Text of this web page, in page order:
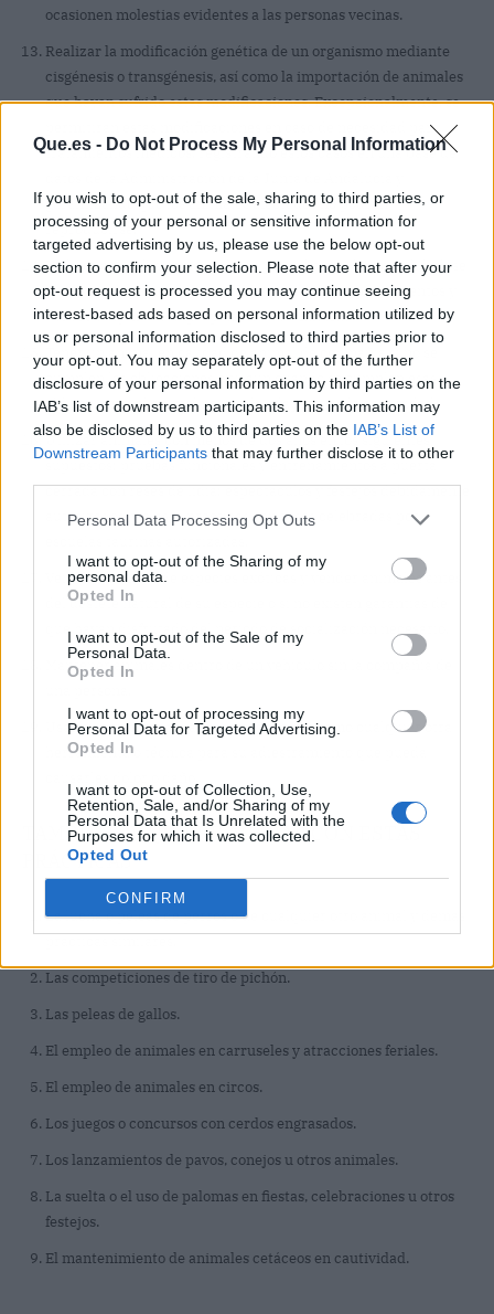
Que.es - Do Not Process My Personal Information
If you wish to opt-out of the sale, sharing to third parties, or
processing of your personal or sensitive information for
targeted advertising by us, please use the below opt-out
section to confirm your selection. Please note that after your
opt-out request is processed you may continue seeing
interest-based ads based on personal information utilized by
us or personal information disclosed to third parties prior to
your opt-out. You may separately opt-out of the further
disclosure of your personal information by third parties on the
IAB’s list of downstream participants. This information may
also be disclosed by us to third parties on the IAB’s List of
Downstream Participants that may further disclose it to other
Personal Data Processing Opt Outs
I want to opt-out of the Sharing of my
personal data.
Opted In
I want to opt-out of the Sale of my
Personal Data.
Opted In
I want to opt-out of processing my
Personal Data for Targeted Advertising.
Opted In
I want to opt-out of Collection, Use,
Retention, Sale, and/or Sharing of my
Personal Data that Is Unrelated with the
Purposes for which it was collected.
Opted Out
CONFIRM
ocasionen molestias evidentes a las personas vecinas.
Realizar la modificación genética de un organismo mediante
cisgénesis o transgénesis, así como la importación de animales
que hayan sufrido estas modificaciones. Excepcionalmente, se
permitirán estas modificaciones en caso de necesidad para
tratamientos médicos, registrando estos casos en una base de
garantizando que los animales afectados no podrán
reproducirse.
Utilizar animales como reclamo para obtener lucro, valiéndose
de ellos o imponiéndoles la realización de comportamientos y
actitudes ajenas e impropias de su condición.
Tener un animal en calidad de animal de compañía si no se
cumplen las obligaciones o si, aun cuando se cumplan esas
obligaciones, el animal no puede adaptarse a la cautividad.
Utilizar animales con menos de dos años en los siguientes
supuestos: pruebas funcionales y entrenamientos a puerta
cerrada con reses de lidia; espectáculos y festejos debidamente
autorizados, y clases prácticas con reses celebradas por
Vender animales de especies exóticas y vender animales antes
del destete natural de su especie o si no existen garantías de
que hayan disfrutado del periodo de socialización necesario.
Mantener animales dentro de un vehículo sin la compañía de
Usar en animales collares de castigo, así como cualquier otra
herramienta o técnica para su adiestramiento que pueda
TAMBIÉN SE QUIERE ACABAR CON ESTAS
PRÁCTICAS
La lucha o peleas de perros o de cualquier otro animal y demás
Las competiciones de tiro de pichón.
Las peleas de gallos.
El empleo de animales en carruseles y atracciones feriales.
El empleo de animales en circos.
Los juegos o concursos con cerdos engrasados.
Los lanzamientos de pavos, conejos u otros animales.
La suelta o el uso de palomas en fiestas, celebraciones u otros
festejos.
El mantenimiento de animales cetáceos en cautividad.